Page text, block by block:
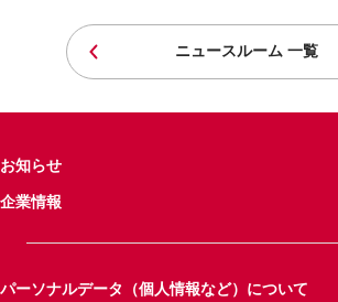
ニュースルーム 一覧
お知らせ
企業情報
パーソナルデータ（個人情報など）について